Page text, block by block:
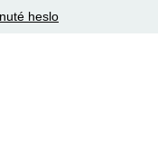
heslo